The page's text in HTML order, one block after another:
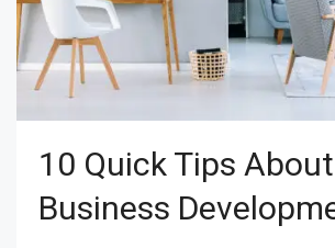
10 Quick Tips About
Business